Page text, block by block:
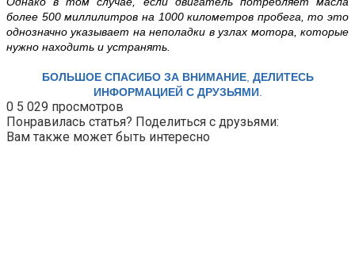
более 500 миллилитров на 1000 километров пробега, то это
однозначно указывает на неполадки в узлах мотора, которые
нужно находить и устранять.
БОЛЬШОЕ СПАСИБО ЗА ВНИМАНИЕ, ДЕЛИТЕСЬ
ИНФОРМАЦИЕЙ С ДРУЗЬЯМИ.
0 5 029 просмотров
Понравилась статья? Поделиться с друзьями:
Вам также может быть интересно